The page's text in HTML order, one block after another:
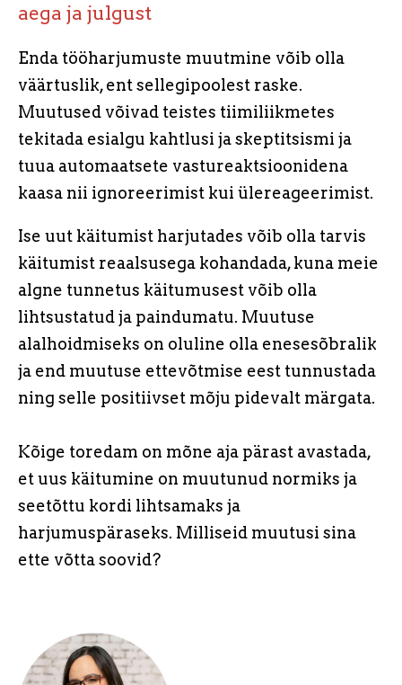
aega ja julgust
Enda tööharjumuste muutmine võib olla
väärtuslik, ent sellegipoolest raske.
Muutused võivad teistes tiimiliikmetes
tekitada esialgu kahtlusi ja skeptitsismi ja
tuua automaatsete vastureaktsioonidena
kaasa nii ignoreerimist kui ülereageerimist.
Ise uut käitumist harjutades võib olla tarvis
käitumist reaalsusega kohandada, kuna meie
algne tunnetus käitumusest võib olla
lihtsustatud ja paindumatu. Muutuse
alalhoidmiseks on oluline olla enesesõbralik
ja end muutuse ettevõtmise eest tunnustada
ning selle positiivset mõju pidevalt märgata.
Kõige toredam on mõne aja pärast avastada,
et uus käitumine on muutunud normiks ja
seetõttu kordi lihtsamaks ja
harjumuspäraseks. Milliseid muutusi sina
ette võtta soovid?